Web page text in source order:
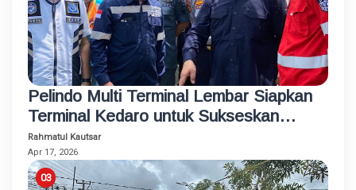
Pelindo Multi Terminal Lembar Siapkan
Terminal Kedaro untuk Sukseskan
Program Mudik Gratis 2026
Rahmatul Kautsar
Apr 17, 2026